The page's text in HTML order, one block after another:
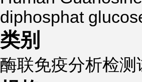
diphosphat
类别
酶联免疫分析检测